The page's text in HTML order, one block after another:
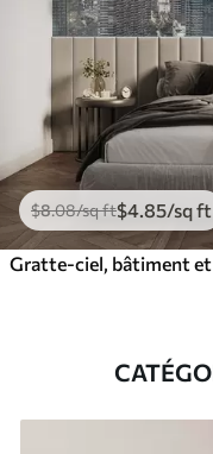
$8.08/sq ft$4 .85/sq ft
Gratte-ciel, bâtiment